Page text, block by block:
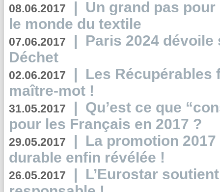
08.06.2017 | Un grand pas
le monde du textile
07.06.2017 | Paris 2024
Déchet
02.06.2017 | Les Récupérables
maître-mot !
31.05.2017 | Qu’est ce que
pour les Français en 2017 ?
29.05.2017 | La promotion
durable enfin révélée !
26.05.2017 | L’Eurostar